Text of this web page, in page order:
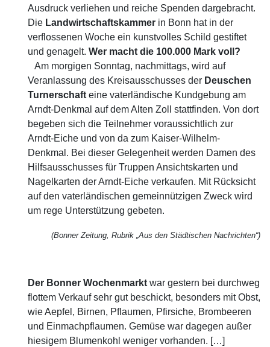
Ausdruck verliehen und reiche Spenden dargebracht.
Die Landwirtschaftskammer in Bonn hat in der
verflossenen Woche ein kunstvolles Schild gestiftet
und genagelt. Wer macht die 100.000 Mark voll?
Am morgigen Sonntag, nachmittags, wird auf
Veranlassung des Kreisausschusses der Deuschen
Turnerschaft eine vaterländische Kundgebung am
Arndt-Denkmal auf dem Alten Zoll stattfinden. Von dort
begeben sich die Teilnehmer voraussichtlich zur
Arndt-Eiche und von da zum Kaiser-Wilhelm-
Denkmal. Bei dieser Gelegenheit werden Damen des
Hilfsausschusses für Truppen Ansichtskarten und
Nagelkarten der Arndt-Eiche verkaufen. Mit Rücksicht
auf den vaterländischen gemeinnützigen Zweck wird
um rege Unterstützung gebeten.
(Bonner Zeitung, Rubrik „Aus den Städtischen Nachrichten“)
Der Bonner Wochenmarkt war gestern bei durchweg
flottem Verkauf sehr gut beschickt, besonders mit Obst,
wie Aepfel, Birnen, Pflaumen, Pfirsiche, Brombeeren
und Einmachpflaumen. Gemüse war dagegen außer
hiesigem Blumenkohl weniger vorhanden. […]